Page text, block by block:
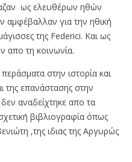
ως ελευθέρων ηθών
αμφέβαλλαν για την ηθική
της Federici. Και ως
απο τη κοινωνία.
στην ιστορία και
της επανάστασης στην
αναδείχτηκε απο τα
βιβλιογραφία όπως
,της ιδιας της Αργυρώς